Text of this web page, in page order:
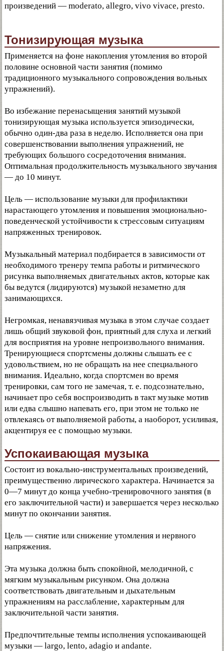
произведений — moderato, allegro, vivo vivace, presto.
Тонизирующая музыка
Применяется на фоне накопления утомления во второй
половине основной части занятия (помимо
традиционного музыкального сопровождения вольных
упражнений).
Во избежание перенасыщения занятий музыкой
тонизирующая музыка используется эпизодически,
обычно один-два раза в неделю. Исполняется она при
совершенствовании выполнения упражнений, не
требующих большого сосредоточения внимания.
Оптимальная продолжительность музыкального звучания
— до 10 минут.
Цель — использование музыки для профилактики
нарастающего утомления и повышения эмоционально-
поведенческой устойчивости к стрессовым ситуациям
напряженных тренировок.
Музыкальный материал подбирается в зависимости от
необходимого тренеру темпа работы и ритмического
рисунка выполняемых двигательных актов, которые как
бы ведутся (лидируются) музыкой незаметно для
занимающихся.
Негромкая, ненавязчивая музыка в этом случае создает
лишь общий звуковой фон, приятный для слуха и легкий
для восприятия на уровне непроизвольного внимания.
Тренирующиеся спортсмены должны слышать ее с
удовольствием, но не обращать на нее специального
внимания. Идеально, когда спортсмен во время
тренировки, сам того не замечая, т. е. подсознательно,
начинает про себя воспроизводить в такт музыке мотив
или едва слышно напевать его, при этом не только не
отвлекаясь от выполняемой работы, а наоборот, усиливая,
акцентируя ее с помощью музыки.
Успокаивающая музыка
Состоит из вокально-инструментальных произведений,
преимущественно лирического характера. Начинается за
0—7 минут до конца учебно-тренировочного занятия (в
его заключительной части) и завершается через несколько
минут по окончании занятия.
Цель — снятие или снижение утомления и нервного
напряжения.
Эта музыка должна быть спокойной, мелодичной, с
мягким музыкальным рисунком. Она должна
соответствовать двигательным и дыхательным
упражнениям на расслабление, характерным для
заключительной части занятия.
Предпочтительные темпы исполнения успокаивающей
музыки — largo, lento, adagio и andante.